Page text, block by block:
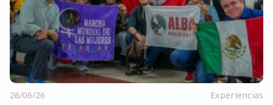
26/06/26 Experiencias